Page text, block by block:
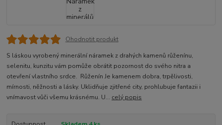
Ohodnotit produkt
S láskou vyrobený minerální náramek z drahých kamenů růženínu,
selenitu, kunzitu vám pomůže obrátit pozornost do svého nitra a
otevření vlastního srdce. Růženín Je kamenem dobra, trpělivosti,
mírnosti, něžnosti a lásky. Uklidňuje zjitřené city, prohlubuje fantazii i
vnímavost vůči všemu krásnému. U... celý popis